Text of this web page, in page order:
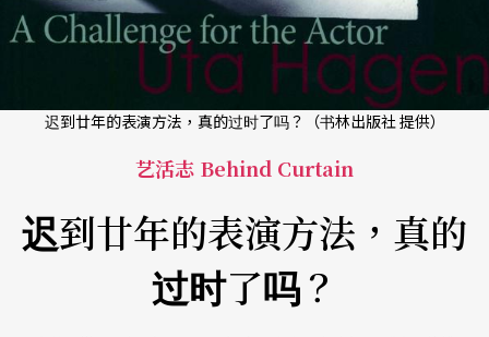
迟到廿年的表演方法，真的过时了吗？（书林出版社 提供）
艺活志 Behind Curtain
迟到廿年的表演方法，真的
过时了吗？